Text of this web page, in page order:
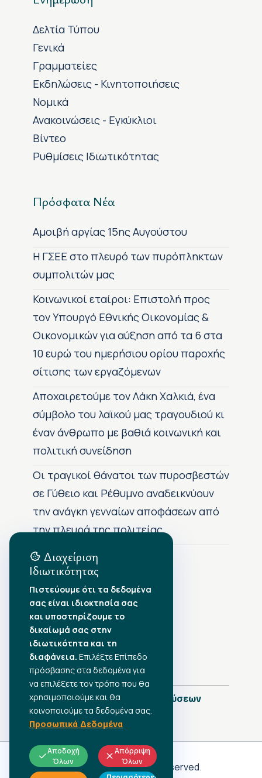
Δελτία Τύπου
Γενικά
Γραμματείες
Εκδηλώσεις - Κινητοποιήσεις
Νομικά
Ανακοινώσεις - Εγκύκλιοι
Βίντεο
Ρυθμίσεις Ιδιωτικότητας
Πρόσφατα Νέα
Αμοιβή αργίας 15ης Αυγούστου
H ΓΣΕΕ στο πλευρό των πυρόπληκτων
συμπολιτών μας
Κοινωνικοί εταίροι: Επιστολή προς
τον Υπουργό Εθνικής Οικονομίας &
Οικονομικών για αύξηση από τα 6 στα
10 ευρώ του ημερήσιου ορίου παροχής
σίτισης των εργαζόμενων
Αποχαιρετούμε τον Λάκη Χαλκιά, ένα
σύμβολο του λαϊκού μας τραγουδιού κι
έναν άνθρωπο με βαθιά κοινωνική και
πολιτική συνείδηση
Οι τραγικοί θάνατοι των πυροσβεστών
σε Γύθειο και Ρέθυμνο αναδεικνύουν
την ανάγκη γενναίων αποφάσεων από
την πλευρά της πολιτείας
Αρχείο Δημοσιεύσεων
•Αύγουστος 2026
•Ιούλιος 2026
•Ιούνιος 2026
•Μάιος 2026
•Απρίλιος 2026
•Μάρτιος 2026
Πλήρες Ημερολόγιο Δημοσιεύσεων
Γ.Σ.Ε.Ε
© 2026 All rights reserved.
Διαχείριση
Ιδιωτικότητας
Πιστεύουμε ότι τα δεδομένα
σας είναι ιδιοκτησία σας
και υποστηρίζουμε το
δικαίωμά σας στην
ιδιωτικότητα και τη
διαφάνεια. Επιλέξτε Επίπεδο
πρόσβασης στα δεδομένα για
να επιλέξετε τον τρόπο που θα
χρησιμοποιούμε και θα
κοινοποιούμε τα δεδομένα σας.
Προσωπικά Δεδομένα
Αποδοχή
Όλων
Απόρριψη
Όλων